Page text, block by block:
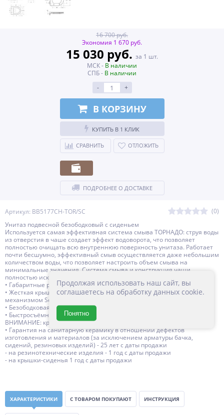
Артикул: BB5177CH-TOR/SC
(0)
Унитаз подвесной безободковый с сиденьем
Используется самая эффективная система смыва ТОРНАДО: струя воды
из отверстия в чаше создает эффект водоворота, что позволяет
полностью очищать всю внутреннюю поверхность унитаза. Работает
почти бесшумно, эффективный смыв осуществляется даже небольшим
количеством воды, что позволяет настроить объем смыва на
минимальные значения. Система смыва и конструкция чаши
полностью исключает выплескивание воды
• Габаритные размеры: 360x485x360
• Жесткая крышка-сиденье из дюропласта, быстросъёмная, с
механизмом Soft Close
• Безободковая конструкция унитаза
• Быстросъёмные дюропластовые сидения с механизмами Soft Close
ВНИМАНИЕ: крышка-сиденье в комплекте
• Гарантия на санитарную керамику в отношении дефектов
изготовления и материалов (за исключением арматуры бачка,
сидений, резиновых изделий) - 25 лет с даты продажи
- на резинотехнические изделия - 1 год с даты продажи
- на крышки-сиденья 1 год с даты продажи
16 700 руб.
Экономия 1 670 руб.
15 030 руб. за 1 шт.
МСК - В наличии
СПБ - В наличии
-
+
В КОРЗИНУ
КУПИТЬ В 1 КЛИК
СРАВНИТЬ ОТЛОЖИТЬ
ПОДРОБНЕЕ О ДОСТАВКЕ
ХАРАКТЕРИСТИКИ С ТОВАРОМ ПОКУПАЮТ ИНСТРУКЦИЯ
Продолжая использовать наш сайт, вы
соглашаетесь на обработку данных cookie.
Понятно